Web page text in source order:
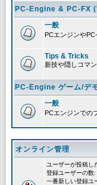
PC-Engine & PC-FX (
一般
PCエンジンや
Tips & Tricks
新技や隠しコマ
PC-Engine ゲーム/デ
一般
PCエンジンでの
オンライン管理
ユーザーが投稿し
登録ユーザーの数:
一番新しい登録ユ